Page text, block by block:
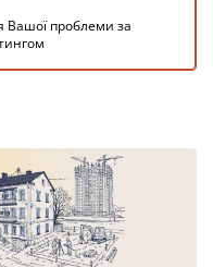
Вашої проблеми за